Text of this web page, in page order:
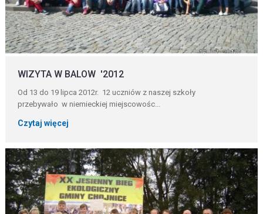
WIZYTA W BALOW '2012
Od 13 do 19 lipca 2012r. 12 uczniów z naszej szkoły
przebywało w niemieckiej miejscowośc...
Czytaj więcej